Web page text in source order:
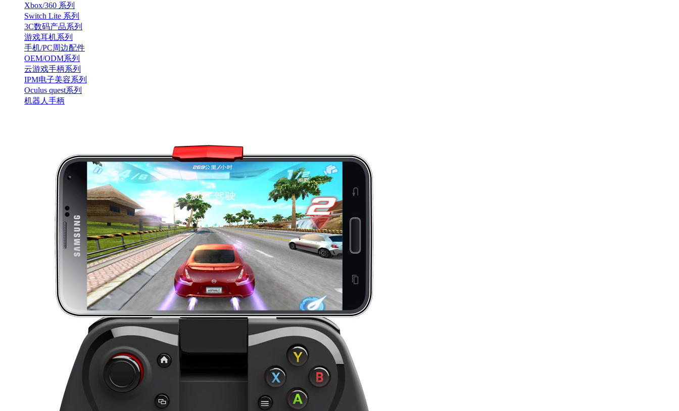
Xbox/360 系列
Switch Lite 系列
3C数码产品系列
游戏耳机系列
手机/PC周边配件
OEM/ODM系列
云游戏手柄系列
IPM电子美容系列
Oculus quest系列
机器人手柄